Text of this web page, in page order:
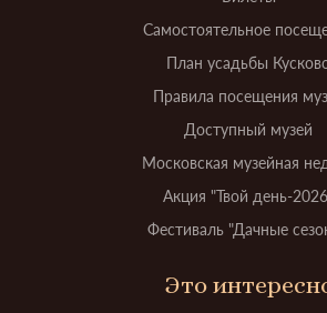
Самостоятельное
План усадьбы
Правила посещения
Доступный музей
Московская музейная
Акция "Твой день-
Фестиваль "Дачные
Это